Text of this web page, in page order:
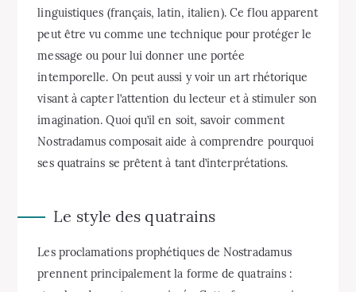
linguistiques (français, latin, italien). Ce flou apparent
peut être vu comme une technique pour protéger le
message ou pour lui donner une portée
intemporelle. On peut aussi y voir un art rhétorique
visant à capter l’attention du lecteur et à stimuler son
imagination. Quoi qu’il en soit, savoir comment
Nostradamus composait aide à comprendre pourquoi
ses quatrains se prêtent à tant d’interprétations.
Le style des quatrains
Les proclamations prophétiques de Nostradamus
prennent principalement la forme de quatrains :